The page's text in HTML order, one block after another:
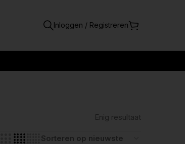
Inloggen / Registreren
Enig resultaat